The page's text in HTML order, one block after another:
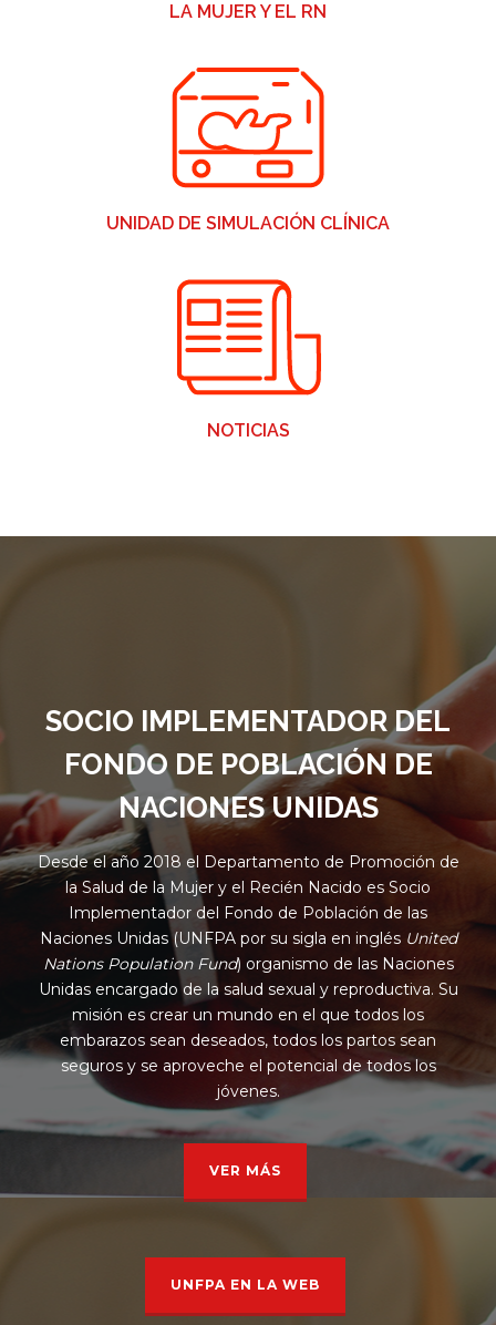
LA MUJER Y EL RN
UNIDAD DE SIMULACIÓN CLÍNICA
NOTICIAS
SOCIO IMPLEMENTADOR DEL
FONDO DE POBLACIÓN DE
NACIONES UNIDAS
Desde el año 2018 el Departamento de Promoción de
la Salud de la Mujer y el Recién Nacido es Socio
Implementador del Fondo de Población de las
Naciones Unidas (UNFPA por su sigla en inglés United
Nations Population Fund) organismo de las Naciones
Unidas encargado de la salud sexual y reproductiva. Su
misión es crear un mundo en el que todos los
embarazos sean deseados, todos los partos sean
seguros y se aproveche el potencial de todos los
jóvenes.
VER MÁS
UNFPA EN LA WEB